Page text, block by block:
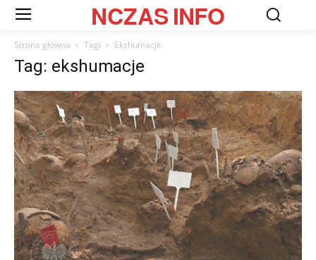
NCZASINFO
Strona główna Tagi Ekshumacje
Tag: ekshumacje